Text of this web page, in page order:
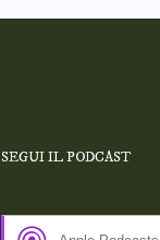
SEGUI IL PODCAST